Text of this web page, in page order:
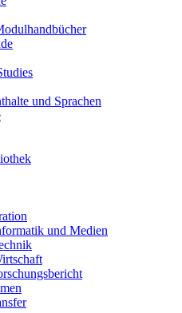
und Sprachen
und Medien